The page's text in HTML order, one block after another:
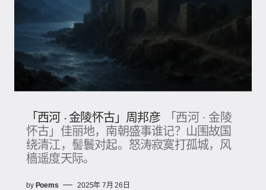
「西河 · 金陵怀古」周邦彦
「西河 · 金陵
怀古」佳丽地，南朝盛事谁记？山围故国
绕清江，髻鬟对起。怒涛寂寞打孤城，风
樯遥度天际。
by Poems 2025年 7月 26日